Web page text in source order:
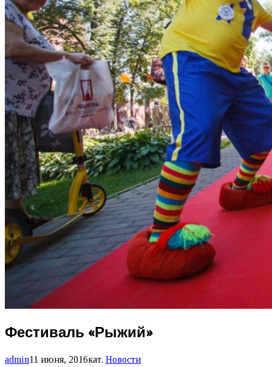
Фестиваль «Рыжий»
admin11 июня, 2016кат. Новости